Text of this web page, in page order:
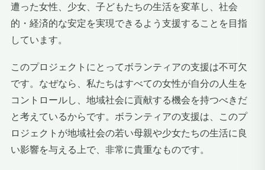
遭った女性、少女、子どもたちの生活を変革し、社会
的・経済的な安定を実現できるよう支援することを目指
しています。
このプロジェクトにとってボランティアの支援は不可欠
です。なぜなら、私たちはすべての女性が自分の人生を
コントロールし、地域社会に貢献する機会を持つべきだ
と考えているからです。ボランティアの支援は、このプ
ロジェクトが地域社会の若い母親や少女たちの生活に良
い影響を与える上で、非常に貴重なものです。